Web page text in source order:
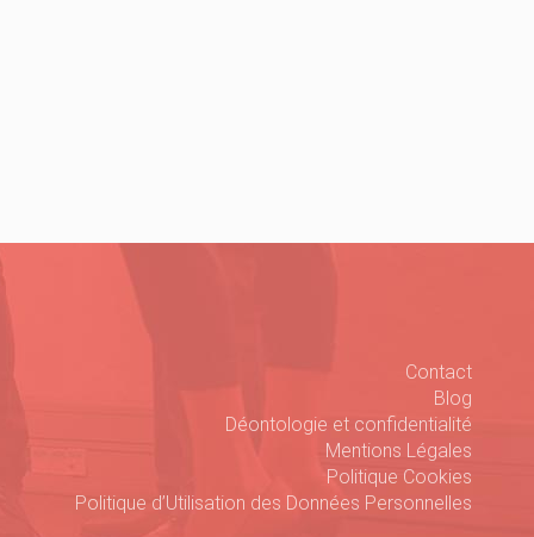
Contact
Blog
Déontologie et confidentialité
Mentions Légales
Politique Cookies
Politique d’Utilisation des Données Personnelles